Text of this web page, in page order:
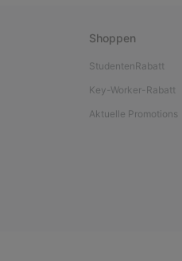
Shoppen
StudentenRabatt
Key-Worker-Rabatt
Aktuelle Promotions